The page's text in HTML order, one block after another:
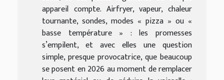
appareil compte. Airfryer, vapeur, chaleur
tournante, sondes, modes « pizza » ou «
basse température » : les promesses
s’empilent, et avec elles une question
simple, presque provocatrice, que beaucoup
se posent en 2026 au moment de remplacer